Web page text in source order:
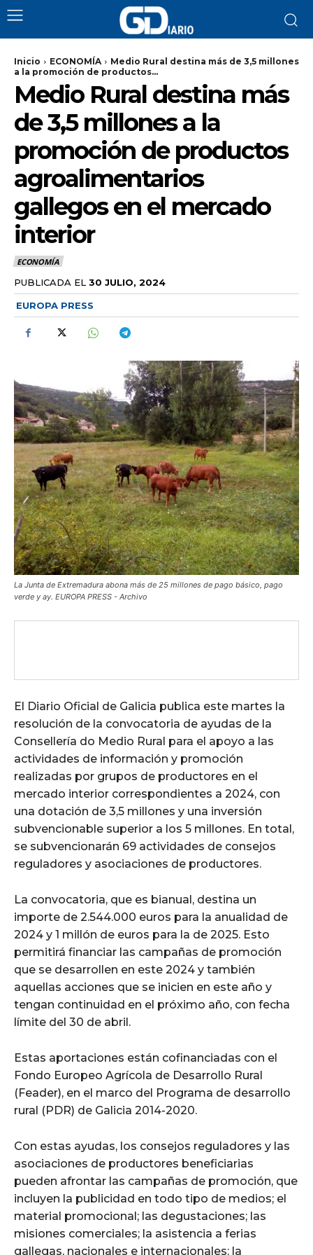
Inicio ECONOMÍA
Medio Rural destina más de 3,5 millones
a la promoción de productos...
Medio Rural destina más
de 3,5 millones a la
promoción de productos
agroalimentarios
gallegos en el mercado
interior
ECONOMÍA
PUBLICADA EL 30 JULIO, 2024
EUROPA PRESS
La Junta de Extremadura abona más de 25 millones de pago básico, pago
verde y ay. EUROPA PRESS - Archivo
El Diario Oficial de Galicia publica este martes la
resolución de la convocatoria de ayudas de la
Consellería do Medio Rural para el apoyo a las
actividades de información y promoción
realizadas por grupos de productores en el
mercado interior correspondientes a 2024, con
una dotación de 3,5 millones y una inversión
subvencionable superior a los 5 millones. En total,
se subvencionarán 69 actividades de consejos
reguladores y asociaciones de productores.
La convocatoria, que es bianual, destina un
importe de 2.544.000 euros para la anualidad de
2024 y 1 millón de euros para la de 2025. Esto
permitirá financiar las campañas de promoción
que se desarrollen en este 2024 y también
aquellas acciones que se inicien en este año y
tengan continuidad en el próximo año, con fecha
límite del 30 de abril.
Estas aportaciones están cofinanciadas con el
Fondo Europeo Agrícola de Desarrollo Rural
(Feader), en el marco del Programa de desarrollo
rural (PDR) de Galicia 2014-2020.
Con estas ayudas, los consejos reguladores y las
asociaciones de productores beneficiarias
pueden afrontar las campañas de promoción, que
incluyen la publicidad en todo tipo de medios; el
material promocional; las degustaciones; las
misiones comerciales; la asistencia a ferias
gallegas, nacionales e internacionales; la